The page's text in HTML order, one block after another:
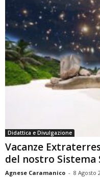
Didattica e Divulgazione
Vacanze
del nostro Sistema
Agnese Caramanico - 8 Agosto